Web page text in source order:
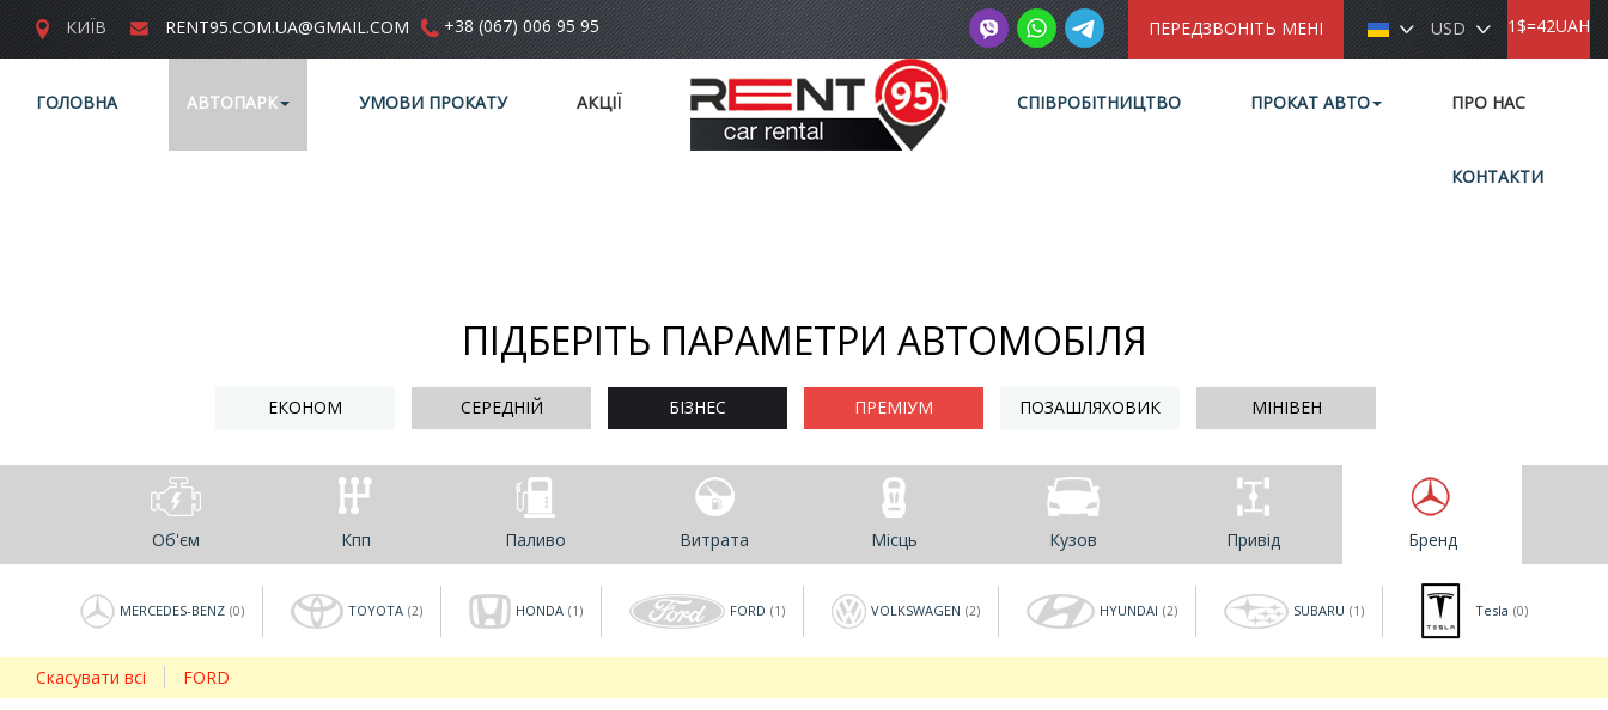
КИЇВ RENT95.COM.UA@GMAIL.COM +38 (067) 006 95 95 ПЕРЕДЗВОНІТЬ МЕНІ USD 1$=42UAH
ГОЛОВНА АВТОПАРК УМОВИ ПРОКАТУ АКЦІЇ СПІВРОБІТНИЦТВО ПРОКАТ АВТО ПРО НАС
КОНТАКТИ
ПІДБЕРІТЬ ПАРАМЕТРИ АВТОМОБІЛЯ
ЕКОНОМ СЕРЕДНІЙ БІЗНЕС ПРЕМІУМ ПОЗАШЛЯХОВИК МІНІВЕН
Об'єм Кпп Паливо Витрата Місць Кузов Привід Бренд
MERCEDES-BENZ (0) TOYOTA (2) HONDA (1) FORD (1) VOLKSWAGEN (2) HYUNDAI (2) SUBARU (1) Tesla (0)
Скасувати всі FORD